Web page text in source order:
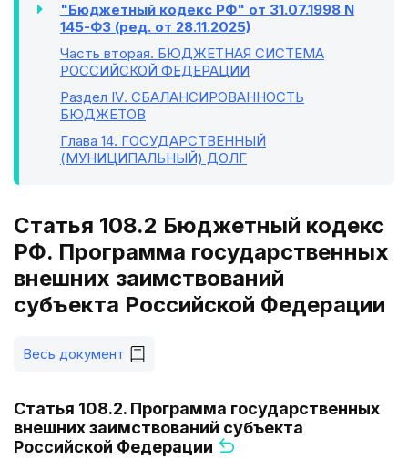
"Бюджетный кодекс РФ" от 31.07.1998 N
145-ФЗ (ред. от 28.11.2025)
Часть вторая. БЮДЖЕТНАЯ СИСТЕМА
РОССИЙСКОЙ ФЕДЕРАЦИИ
Раздел IV. СБАЛАНСИРОВАННОСТЬ
БЮДЖЕТОВ
Глава 14. ГОСУДАРСТВЕННЫЙ
(МУНИЦИПАЛЬНЫЙ) ДОЛГ
Статья 108.2 Бюджетный кодекс
РФ. Программа государственных
внешних заимствований
субъекта Российской Федерации
Весь документ
Статья 108.2. Программа государственных
внешних заимствований субъекта
Российской Федерации